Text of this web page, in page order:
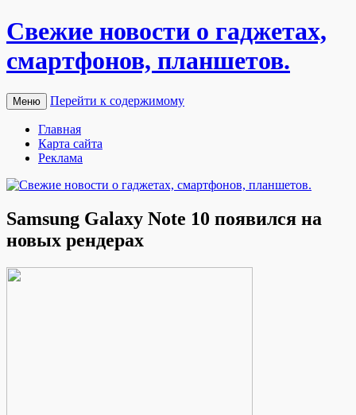
Свежие новости о гаджетах,
смартфонов, планшетов.
Меню Перейти к содержимому
Главная
Карта сайта
Реклама
Samsung Galaxy Note 10 появился на
новых рендерах